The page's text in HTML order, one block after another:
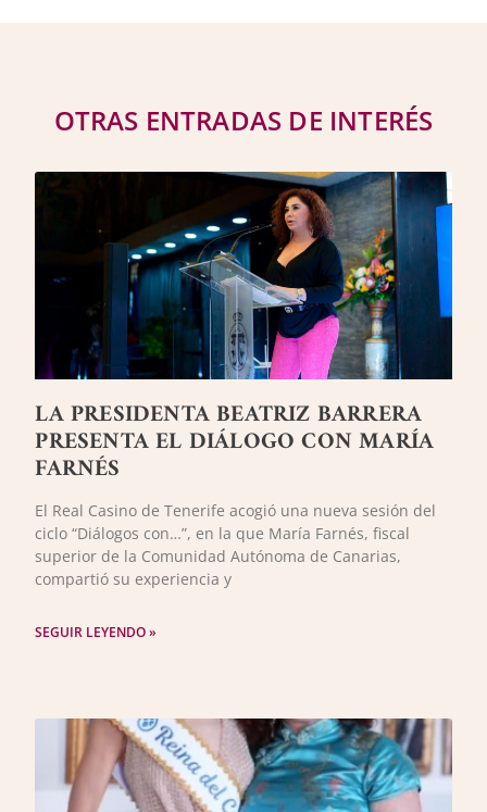
OTRAS ENTRADAS DE INTERÉS
LA PRESIDENTA BEATRIZ BARRERA
PRESENTA EL DIÁLOGO CON MARÍA
FARNÉS
El Real Casino de Tenerife acogió una nueva sesión del
ciclo “Diálogos con…”, en la que María Farnés, fiscal
superior de la Comunidad Autónoma de Canarias,
compartió su experiencia y
SEGUIR LEYENDO »